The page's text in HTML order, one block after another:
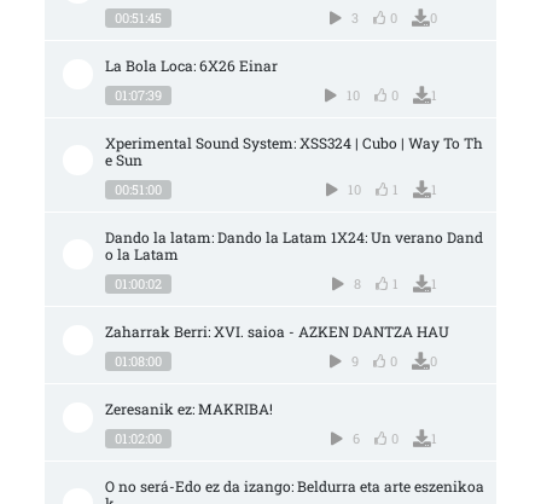
00:51:45 3 0 0
La Bola Loca: 6X26 Einar
01:07:39 10 0 1
Xperimental Sound System: XSS324 | Cubo | Way To Th
e Sun
00:51:00 10 1 1
Dando la latam: Dando la Latam 1X24: Un verano Dand
o la Latam
01:00:02 8 1 1
Zaharrak Berri: XVI. saioa - AZKEN DANTZA HAU
01:08:00 9 0 0
Zeresanik ez: MAKRIBA!
01:02:00 6 0 1
O no será-Edo ez da izango: Beldurra eta arte eszenikoa